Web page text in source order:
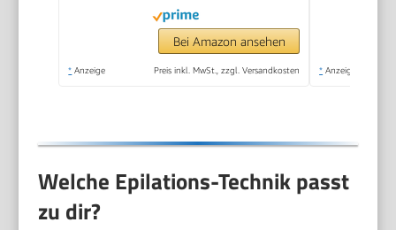
Bei Amazon ansehen
* Anzeige Preis inkl. MwSt., zzgl. Versandkosten * Anzeige
Welche Epilations-Technik passt
zu dir?